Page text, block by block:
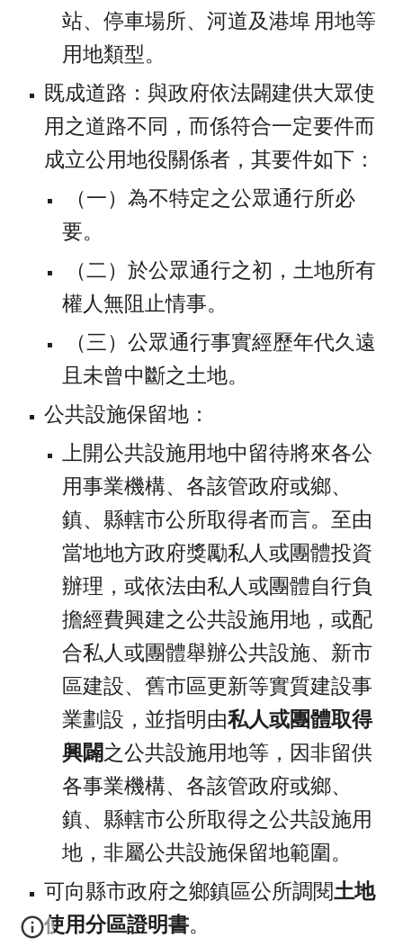
站、停車場所、河道及港埠 用地等
用地類型。
既成道路：與政府依法闢建供大眾使
用之道路不同，而係符合一定要件而
成立公用地役關係者，其要件如下：
要。
權人無阻止情事。
且未曾中斷之土地。
公共設施保留地：
上開公共設施用地中留待將來各公
用事業機構、各該管政府或鄉、
鎮、縣轄市公所取得者而言。至由
當地地方政府獎勵私人或團體投資
辦理，或依法由私人或團體自行負
擔經費興建之公共設施用地，或配
合私人或團體舉辦公共設施、新市
區建設、舊市區更新等實質建設事
業劃設，並指明由私人或團體取得
興闢之公共設施用地等，因非留供
各事業機構、各該管政府或鄉、
鎮、縣轄市公所取得之公共設施用
地，非屬公共設施保留地範圍。
可向縣市政府之鄉鎮區公所調閱土地
使用分區證明書。